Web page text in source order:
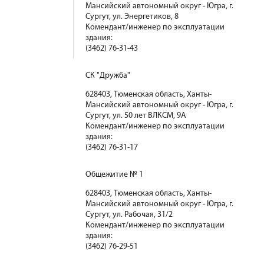
Мансийский автономный округ - Югра, г.
Сургут, ул. Энергетиков, 8
Комендант/инженер по эксплуатации
здания:
(3462) 76-31-43
СК "Дружба"
628403, Тюменская область, Ханты-
Мансийский автономный округ - Югра, г.
Сургут, ул. 50 лет ВЛКСМ, 9А
Комендант/инженер по эксплуатации
здания:
(3462) 76-31-17
Общежитие № 1
628403, Тюменская область, Ханты-
Мансийский автономный округ - Югра, г.
Сургут, ул. Рабочая, 31/2
Комендант/инженер по эксплуатации
здания:
(3462) 76-29-51